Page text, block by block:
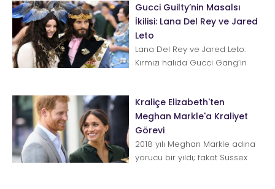
Gucci Guilty’nin Masalsı
İkilisi: Lana Del Rey ve Jared
Leto
Lana Del Rey ve Jared Leto:
Kırmızı halıda Gucci Gang’in
Kraliçe Elizabeth'ten
Meghan Markle'a Kraliyet
Görevi
2018 yılı Meghan Markle adına
yorucu bir yıldı; fakat Sussex